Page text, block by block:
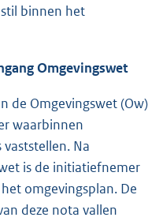
binnen het
Omgevingswet
de Omgevingswet (Ow)
waarbinnen
Na
is de initiatiefnemer
omgevingsplan. De
deze nota vallen